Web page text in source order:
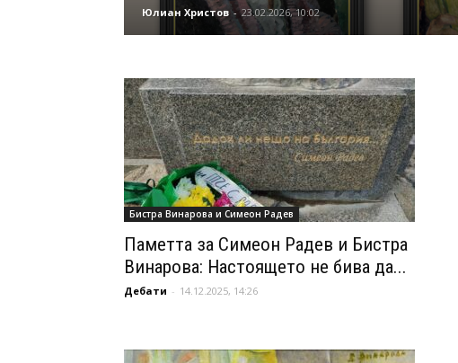
Юлиан Христов - 23.02.2026, 10:02
Бистра Винарова и Симеон Радев
Паметта за Симеон Радев и Бистра
Винарова: Настоящето не бива да...
Дебати - 14.12.2025, 14:26